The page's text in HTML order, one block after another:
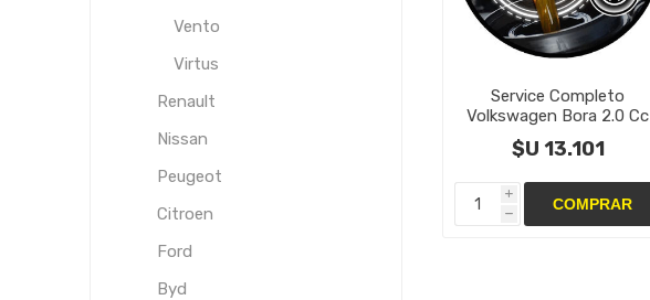
Service Completo
Volkswagen Bora 2.0 Cc
$U 13.101
i
h
Vento
Virtus
Renault
Nissan
Peugeot
Citroen
Ford
Byd